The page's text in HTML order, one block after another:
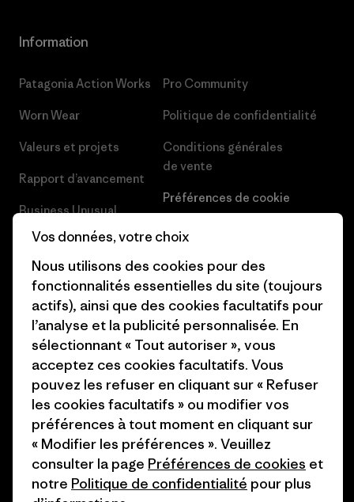
Information
Patagonia Action Works
Worn Wear
Valeurs et projets
Rapport d’avancement
Business Unusual
Objectifs climatiques
1% For The Planet
Comment nous
finançons
Nos magasins
Pro Community
Politique de confidentialité
Conditions générales
de vente
Préférences de cookie
Carrières
Presse et media
Industry program
Programme d’affiliation
Patagonia Belgique Plan du
site
© 2026 Patagonia, Inc. All Rights Reserved.
Vos données, votre choix
Nous utilisons des cookies pour des
fonctionnalités essentielles du site (toujours
actifs), ainsi que des cookies facultatifs pour
l’analyse et la publicité personnalisée. En
sélectionnant « Tout autoriser », vous
acceptez ces cookies facultatifs. Vous
pouvez les refuser en cliquant sur « Refuser
les cookies facultatifs » ou modifier vos
préférences à tout moment en cliquant sur
« Modifier les préférences ». Veuillez
consulter la page Préférences de cookies et
notre Politique de confidentialité pour plus